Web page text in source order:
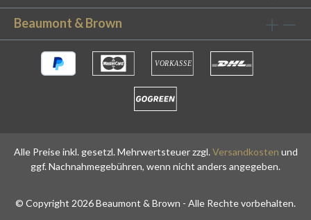
Beaumont & Brown
Alle Preise inkl. gesetzl. Mehrwertsteuer zzgl.Versandkosten und
ggf. Nachnahmegebühren, wenn nicht anders angegeben.
© Copyright 2026 Beaumont & Brown - Alle Rechte vorbehalten.